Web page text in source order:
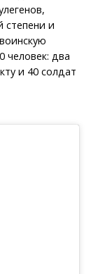
и
человек: два
и 40 солдат